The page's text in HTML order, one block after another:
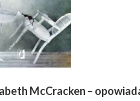
McCracken –